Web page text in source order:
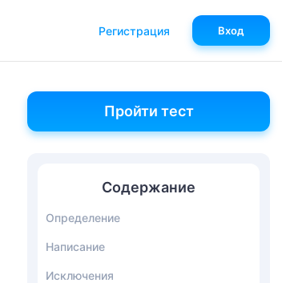
Пройти тест
Содержание
Определение
Написание
Исключения
Регистрация Вход